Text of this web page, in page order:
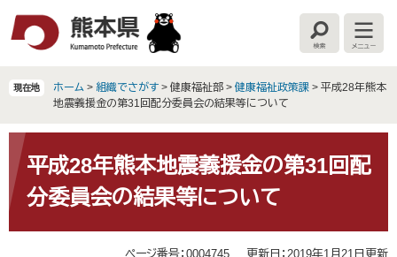
文
へ
検
索
メ
ニ
ー
現在地 ホーム > 組織でさがす > 健康福祉部 > 健康福祉政策課 > 平成28年熊本
地震義援金の第31回配分委員会の結果等について
文 平成28年熊本地震義援金の第31回配
分委員会の結果等について
ページ番号：0004745 更新日：2019年1月21日更新